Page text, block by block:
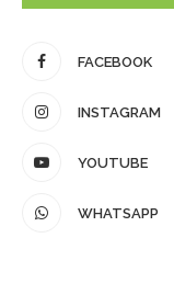
FACEBOOK
INSTAGRAM
YOUTUBE
WHATSAPP